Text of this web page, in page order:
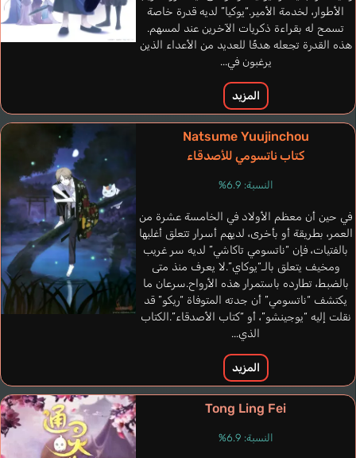
Leonard Linda
Nukui Yuka
الأطوار، لخدمة الأمير.“يوكيا” لديه قدرة خاصة
تسمح له بقراءة ذكريات الآخرين عند لمسهم.
هذه القدرة تجعله هدفًا للعديد من الأعداء الذين
يرغبون في...
المزيد
Natsume Yuujinchou
كتاب ناتسومي للأصدقاء
النسبة: 6.9%
في حين أن معظم الأولاد في الخامسة عشرة من
العمر، بطريقة أو بأخرى، لديهم أسرار تتعلق أغلبها
بالفتيات، فإن “ناتسومي تاكاشي” لديه سر غريب
ومخيف يتعلق بالـ“يوكاي”.لا يعرف منذ متى
بالضبط، تطارده باستمرار هذه الأرواح.سرعان ما
يكتشف “ناتسومي” أن جدته المتوفاة “ريكو” قد
نقلت إليه “يوجينشو”، أو “كتاب الأصدقاء”.الكتاب
الذي...
المزيد
Tong Ling Fei
النسبة: 6.9%